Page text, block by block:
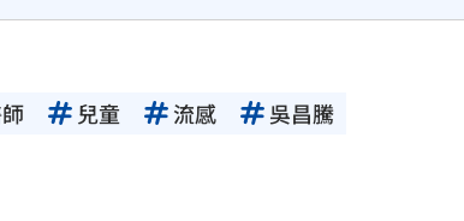
兒童 流感 吳昌騰